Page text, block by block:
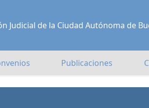
Judicial de la Ciudad Autónoma de
Publicaciones